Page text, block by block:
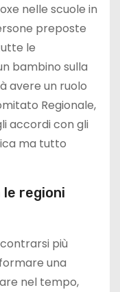
nelle scuole in
preposte
le
bambino sulla
avere un ruolo
Regionale,
accordi con gli
ma tutto
regioni
più
una
nel tempo,